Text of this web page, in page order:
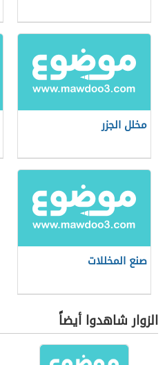
مخلل الجزر
صنع المخللات
الزوار شاهدوا أيضاً